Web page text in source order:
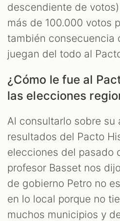
descendiente de
más de 100.000 votos
también consecuencia
juegan del todo al
¿Cómo le fue al
las elecciones
Al consultarlo sobre su
resultados del Pacto
elecciones del pasado
profesor Basset nos
de gobierno Petro no
en lo local porque no
muchos municipios y